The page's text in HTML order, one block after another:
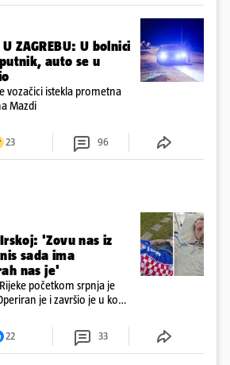
U ZAGREBU: U bolnici
auto se u
vozačici istekla prometna
Mazdi
23 96
'Zovu nas iz
sada ima
nas je'
početkom srpnja je
je i završio je u komi.
u oporavak: 'Imamo
22 33